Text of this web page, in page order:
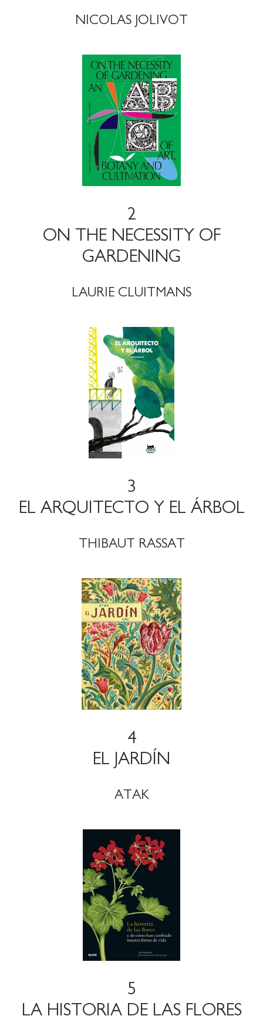
NICOLAS JOLIVOT
2
ON THE NECESSITY OF
GARDENING
LAURIE CLUITMANS
3
EL ARQUITECTO Y EL ÁRBOL
THIBAUT RASSAT
4
EL JARDÍN
ATAK
5
LA HISTORIA DE LAS FLORES